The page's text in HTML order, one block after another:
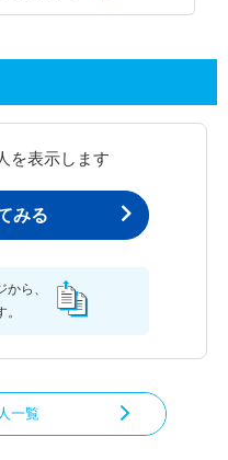
を表示します
みる
ら、
一覧